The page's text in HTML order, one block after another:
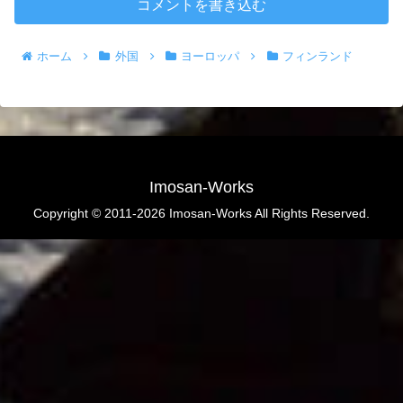
コメントを書き込む
ホーム 外国 ヨーロッパ フィンランド
Imosan-Works
Copyright © 2011-2026 Imosan-Works All Rights Reserved.